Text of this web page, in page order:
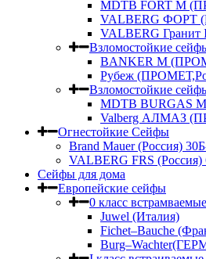
MDTB FORT M
VALBERG ФОРТ
VALBERG
Взломостойкие
BANKER M
Рубеж
Взломостойкие
MDTB BURGAS
Valberg АЛМАЗ
Огнестойкие Сейфы
Brand Mauer (Россия)
VALBERG FRS (Россия)
Сейфы для дома
Европейские сейфы
0 класс встрамваемые
Juwel (Италия)
Fichet–Bauche